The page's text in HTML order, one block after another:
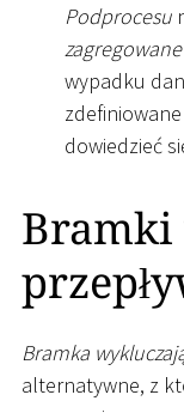
Podprocesu
wypadku
dowiedzieć
Bramki
Bramka
alternatywne, z